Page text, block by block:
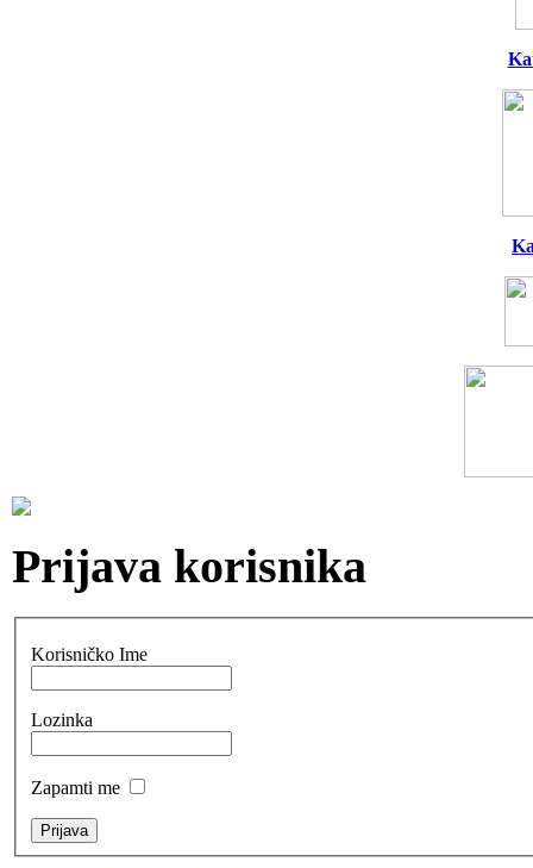
Prijava korisnika
Korisničko Ime
Lozinka
Zapamti me